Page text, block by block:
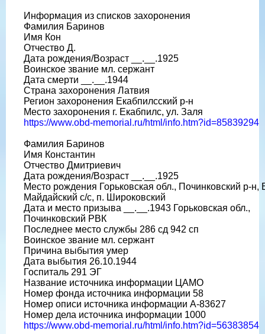
Информация из списков захоронения
Фамилия Баринов
Имя Кон
Отчество Д.
Дата рождения/Возраст __.__.1925
Воинское звание мл. сержант
Дата смерти __.__.1944
Страна захоронения Латвия
Регион захоронения Екабпилсский р-н
Место захоронения г. Екабпилс, ул. Заля
https://www.obd-memorial.ru/html/info.htm?id=85839294
Фамилия Баринов
Имя Константин
Отчество Дмитриевич
Дата рождения/Возраст __.__.1925
Место рождения Горьковская обл., Починковский р-н,
Майдайский с/с, п. Широковский
Дата и место призыва __.__.1943 Горьковская обл.,
Починковский РВК
Последнее место службы 286 сд 942 сп
Воинское звание мл. сержант
Причина выбытия умер
Дата выбытия 26.10.1944
Госпиталь 291 ЭГ
Название источника информации ЦАМО
Номер фонда источника информации 58
Номер описи источника информации А-83627
Номер дела источника информации 1000
https://www.obd-memorial.ru/html/info.htm?id=56383854